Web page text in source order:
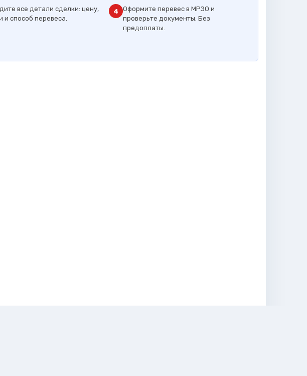
все детали сделки: цену,
и способ перевеса.
4
Оформите перевес в МРЭО и
проверьте документы. Без
предоплаты.